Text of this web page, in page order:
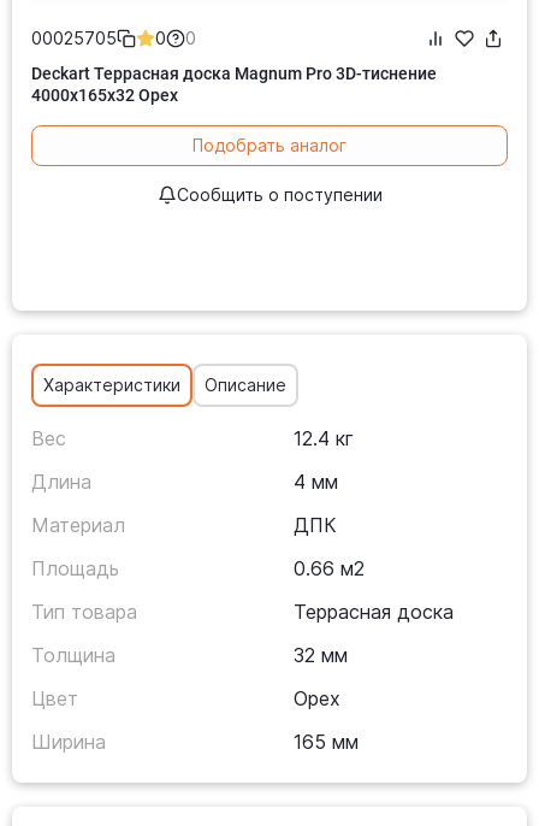
00025705 0 0
Deckart Террасная доска Magnum Pro 3D-тиснение
4000х165х32 Орех
Подобрать аналог
Сообщить о поступении
Характеристики Описание
Вес
12.4 кг
Длина
4 мм
Материал
ДПК
Площадь
0.66 м2
Тип товара
Террасная доска
Толщина
32 мм
Цвет
Орех
Ширина
165 мм